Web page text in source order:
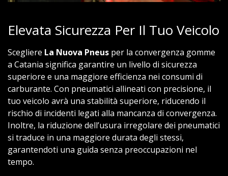
Elevata Sicurezza Per Il Tuo Veicolo
Scegliere La Nuova Pneus per la convergenza gomme
a Catania significa garantire un livello di sicurezza
superiore e una maggiore efficienza nei consumi di
carburante. Con pneumatici allineati con precisione, il
tuo veicolo avrà una stabilità superiore, riducendo il
rischio di incidenti legati alla mancanza di convergenza.
Inoltre, la riduzione dell’usura irregolare dei pneumatici
si traduce in una maggiore durata degli stessi,
garantendoti una guida senza preoccupazioni nel
tempo.